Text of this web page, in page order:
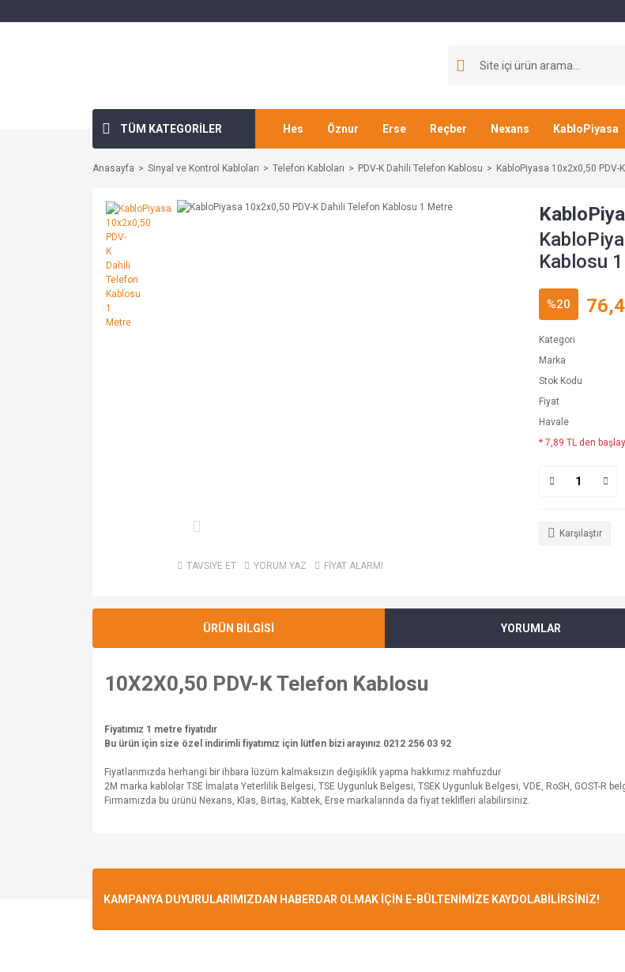
TÜM KATEGORİLER Hes Öznur Erse Reçber Nexans KabloPiyasa
Anasayfa Sinyal ve Kontrol Kabloları Telefon Kabloları PDV-K Dahili Telefon Kablosu KabloPiyasa 10x2x0,50
TAVSİYE ET YORUM YAZ FİYAT ALARMI
Kablosu
%20
Kategori
Marka
Stok Kodu
Fiyat
Havale
* 7,89 TL den
Karşılaştır
ÜRÜN BİLGİSİ YORUMLAR
10X2X0,50 PDV-K Telefon Kablosu
Fiyatımız 1 metre fiyatıdır
Bu ürün için size özel indirimli fiyatımız için lütfen bizi arayınız 0212 256 03 92
Fiyatlarımızda herhangi bir ihbara lüzüm kalmaksızın değişiklik yapma hakkımız mahfuzdur
2M marka kablolar TSE İmalata Yeterlilik Belgesi, TSE Uygunluk Belgesi, TSEK Uygunluk Belgesi, VDE, RoSH, GOST-R
Firmamızda bu ürünü Nexans, Klas, Birtaş, Kabtek, Erse markalarında da fiyat teklifleri alabilirsiniz.
KAMPANYA DUYURULARIMIZDAN HABERDAR OLMAK İÇİN E-BÜLTENİMİZE KAYDOLABİLİRSİNİZ!